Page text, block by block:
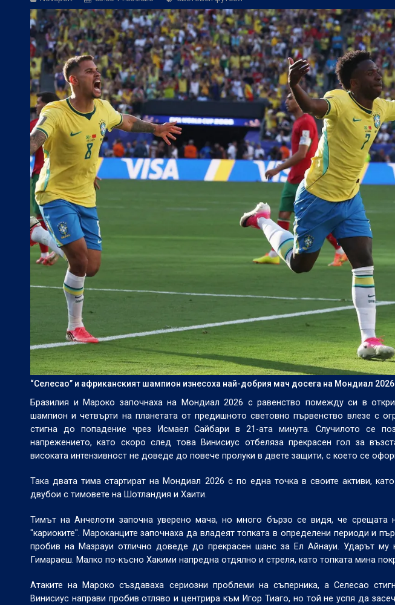
БГ Футбол:ЦСКА към феновете: Остана само една крачка!
БГ Футбол:ЦСКА покори 20-а държава
“Селесао” и африканският шампион изнесоха най-добрия мач досега на Мондиал 2026
Бразилия и Мароко започнаха на Мондиал 2026 с равенство помежду си в
шампион и четвърти на планетата от предишното световно първенство влезе с
стигна до попадение чрез Исмаел Сайбари в 21-ата минута. Случилото се
напрежението, като скоро след това Винисиус отбеляза прекрасен гол за
високата интензивност не доведе до повече пролуки в двете защити, с което се
Така двата тима стартират на Мондиал 2026 с по една точка в своите активи,
двубои с тимовете на Шотландия и Хаити.
Тимът на Анчелоти започна уверено мача, но много бързо се видя, че срещата
"кариоките". Мароканците започнаха да владеят топката в определени периоди и
пробив на Мазрауи отлично доведе до прекрасен шанс за Ел Айнауи. Ударът
Гимараеш. Малко по-късно Хакими напредна отдялно и стреля, като топката мина
Атаките на Мароко създаваха сериозни проблеми на съперника, а Селесао
Винисиус направи пробив отляво и центрира към Игор Тиаго, но той не успя да